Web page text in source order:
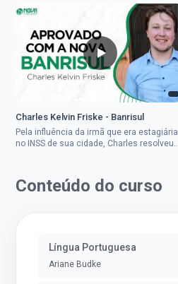
Charles Kelvin Friske - Banrisul
Pela influência da irmã que era estagiária
no INSS de sua cidade, Charles resolveu
Conteúdo do curso
Língua Portuguesa
Ariane Budke